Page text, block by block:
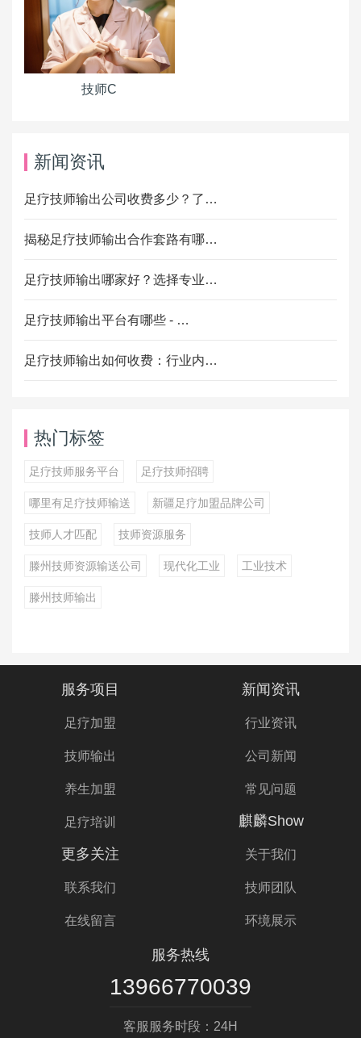
技师C
新闻资讯
足疗技师输出公司收费多少？了…
揭秘足疗技师输出合作套路有哪…
足疗技师输出哪家好？选择专业…
足疗技师输出平台有哪些 - …
足疗技师输出如何收费：行业内…
热门标签
足疗技师服务平台 足疗技师招聘
哪里有足疗技师输送 新疆足疗加盟品牌公司
技师人才匹配 技师资源服务
滕州技师资源输送公司 现代化工业 工业技术
滕州技师输出
服务项目
足疗加盟
技师输出
养生加盟
足疗培训
新闻资讯
行业资讯
公司新闻
常见问题
麒麟Show
关于我们
技师团队
环境展示
更多关注
联系我们
在线留言
服务热线
13966770039
客服服务时段：24H